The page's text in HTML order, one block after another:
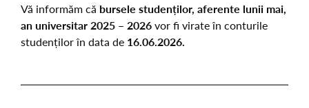
Vă informăm că bursele studenților, aferente lunii mai,
an universitar 2025 – 2026vor fi virate în conturile
studenților în data de 16.06.2026.